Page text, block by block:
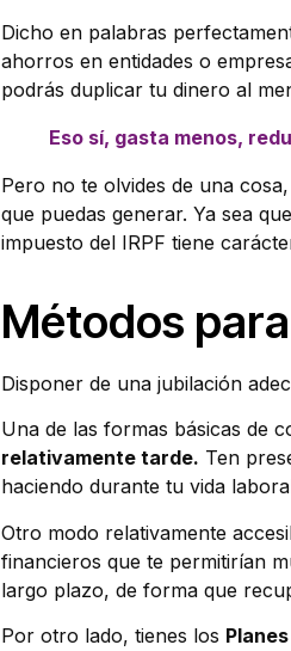
Dicho en palabras
ahorros en entidades o
podrás duplicar tu dinero al
Eso sí, gasta menos,
Pero no te olvides de una
que puedas generar. Ya sea
impuesto del IRPF tiene
Métodos
Disponer de una jubilación
Una de las formas básicas de
relativamente tarde. Ten
haciendo durante tu vida
Otro modo relativamente
financieros que te permitirían
largo plazo, de forma que
Por otro lado, tienes los